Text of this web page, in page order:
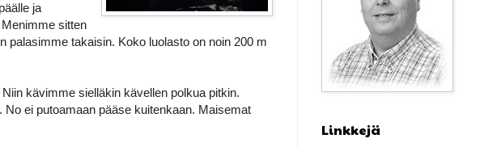
ja
sitten
palasimme takaisin. Koko luolasto on noin 200 m
kävimme sielläkin kävellen polkua pitkin.
ei putoamaan pääse kuitenkaan. Maisemat
Linkkejä